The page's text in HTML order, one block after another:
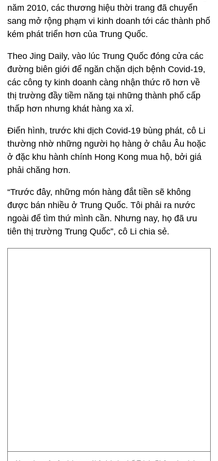
năm 2010, các thương hiệu thời trang đã chuyển
sang mở rộng phạm vi kinh doanh tới các thành phố
kém phát triển hơn của Trung Quốc.
Theo Jing Daily, vào lúc Trung Quốc đóng cửa các
đường biên giới để ngăn chặn dịch bệnh Covid-19,
các công ty kinh doanh càng nhận thức rõ hơn về
thị trường đầy tiềm năng tại những thành phố cấp
thấp hơn nhưng khát hàng xa xỉ.
Điển hình, trước khi dịch Covid-19 bùng phát, cô Li
thường nhờ những người họ hàng ở châu Âu hoặc
ở đặc khu hành chính Hong Kong mua hộ, bởi giá
phải chăng hơn.
“Trước đây, những món hàng đắt tiền sẽ không
được bán nhiều ở Trung Quốc. Tôi phải ra nước
ngoài để tìm thứ mình cần. Nhưng nay, họ đã ưu
tiên thị trường Trung Quốc”, cô Li chia sẻ.
của các công ty bán hàng cao cấp đã được mở tại